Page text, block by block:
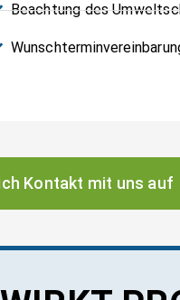
Beachtung des
Kontakt mit uns auf